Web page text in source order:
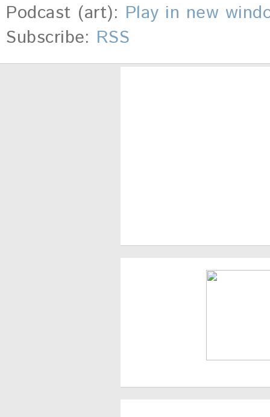
Podcast (art): Play in new
Subscribe: RSS